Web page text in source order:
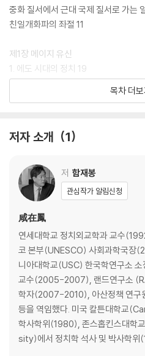
중화 질서에서 근대 국제 질서로 가는
친일개화파의 좌절 11
제1장 메이지 유신
1. 에도 시대의 정치 19
2. 에도 시대의 경제 28
3. 에도 시대의 사상과 교육 38
6. 「개국」과 그 여파 94
8. 존황양이파의 등장 130
9. 조슈와 사쓰마의 대립 134
10. 「나마무기 사건(1862)」 142
11. 「시모노세키 전쟁」과 「사쓰에이 전쟁
12. 사쓰마의 쿠데타와 조슈의 역쿠데
13. 「제1차 조슈 정벌」 157
14. 조슈의 내전 164
15. 「삿초동맹」 169
16. 마지막 쇼군: 도쿠가와 요시노부
17. 「선중팔책」과 「대정봉환」 183
18. 「보신전쟁」 189
19. 「판적봉환」과 「폐번치현」 210
목차 더보
저자 소개 1
저 함재봉
관심작가 알림신청
咸在鳳
연세대학교 정치외교학과 교수
코 본부(UNESCO) 사회과학국
니아대학교(USC) 한국학연구소
교수(2005-2007), 랜드연구소
학자(2007-2010), 아산정책 연구
등을 역임했다. 미국 칼튼대학교
학사학위(1980), 존스홉킨스대
sity)에서 정치학 석사 및 박사학위